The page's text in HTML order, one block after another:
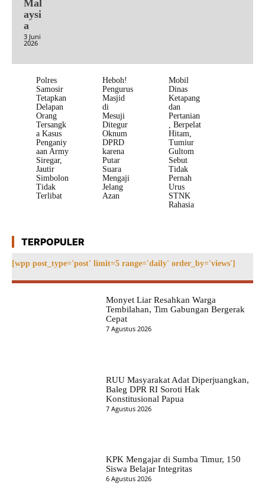
Mal
aysi
a
3 Juni
2026
Polres
Samosir
Tetapkan
Delapan
Orang
Tersangk
a Kasus
Penganiy
aan Army
Siregar,
Jautir
Simbolon
Tidak
Terlibat
Heboh!
Pengurus
Masjid
di
Mesuji
Ditegur
Oknum
DPRD
karena
Putar
Suara
Mengaji
Jelang
Azan
Mobil
Dinas
Ketapang
dan
Pertanian
, Berpelat
Hitam,
Tumiur
Gultom
Sebut
Tidak
Pernah
Urus
STNK
Rahasia
TERPOPULER
[wpp post_type='post' limit=5 range='daily' order_by='views']
Monyet Liar Resahkan Warga
Tembilahan, Tim Gabungan Bergerak
Cepat
7 Agustus 2026
RUU Masyarakat Adat Diperjuangkan,
Baleg DPR RI Soroti Hak
Konstitusional Papua
7 Agustus 2026
KPK Mengajar di Sumba Timur, 150
Siswa Belajar Integritas
6 Agustus 2026